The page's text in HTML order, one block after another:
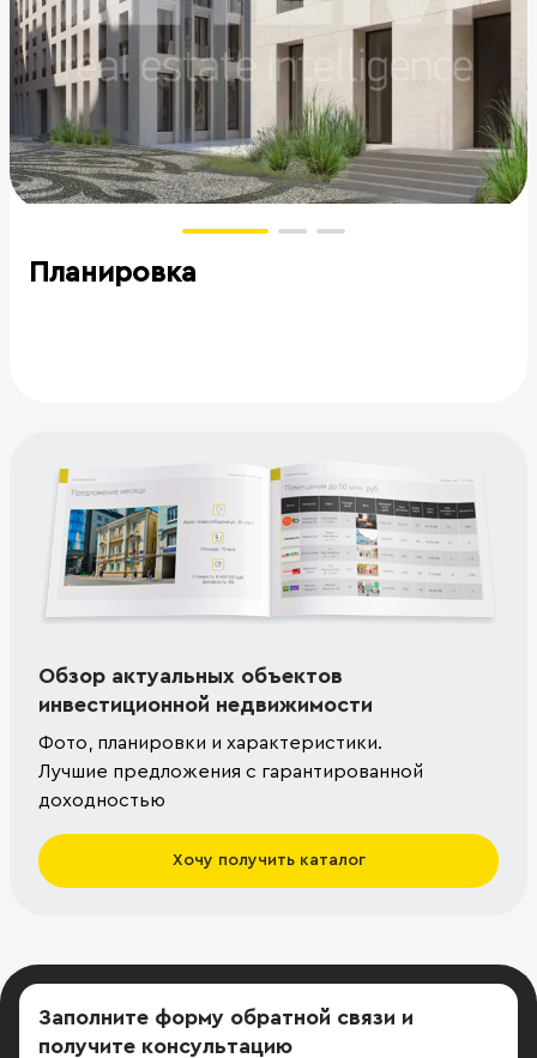
Планировка
Обзор актуальных объектов
инвестиционной недвижимости
Фото, планировки и характеристики.
Лучшие предложения с гарантированной
доходностью
Хочу получить каталог
Заполните форму обратной связи и
получите консультацию